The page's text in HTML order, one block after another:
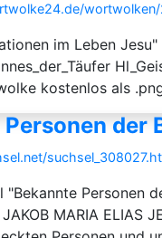
im Leben
kostenlos als
Personen
Personen
JAKOB MARIA ELIAS